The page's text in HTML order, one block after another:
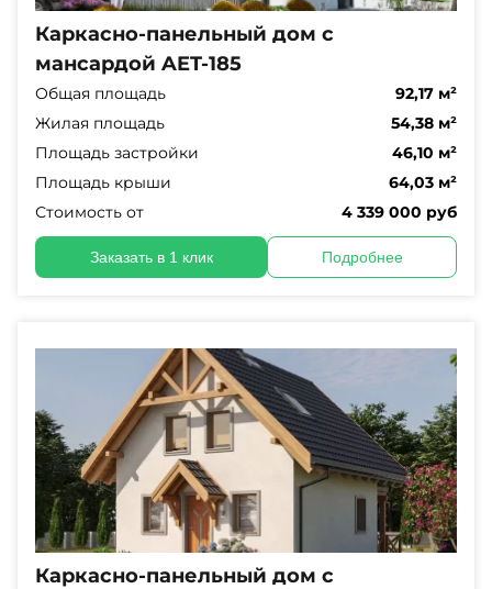
Каркасно-панельный дом с
мансардой AET-185
Общая площадь
92,17 м²
Жилая площадь
54,38 м²
Площадь застройки
46,10 м²
Площадь крыши
64,03 м²
Стоимость от
4 339 000 руб
Заказать в 1 клик Подробнее
Каркасно-панельный дом с